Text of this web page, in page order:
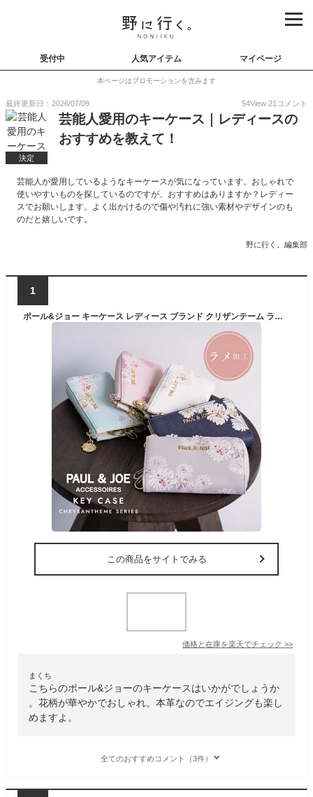
受付中 人気アイテム マイページ
本ページはプロモーションを含みます
最終更新日：2026/07/09 54View 21 コメント
決定
芸能人愛用のキーケース｜レディースの
おすすめを教えて！
芸能人が愛用しているようなキーケースが気になっています。おしゃれで
使いやすいものを探しているのですが、おすすめはありますか？レディー
スでお願いします。よく出かけるので傷や汚れに強い素材やデザインのも
のだと嬉しいです。
野に行く。編集部
1
ポール&ジョー キーケース レディース ブランド クリザンテーム ラメプリント PJA-W975 PAUL & JOE ACCESSOIRES ポールアンドジョー スマートキー 鍵 収納 カギ 車 通勤 通学 花柄 洋菊 大人 上品 贈り物 ギフト プレゼント クリスマス
この商品をサイトでみる
価格と在庫を楽天でチェック >>
まくち
こちらのポール&ジョーのキーケースはいかがでしょうか
。花柄が華やかでおしゃれ。本革なのでエイジングも楽し
めますよ。
全てのおすすめコメント（3件）